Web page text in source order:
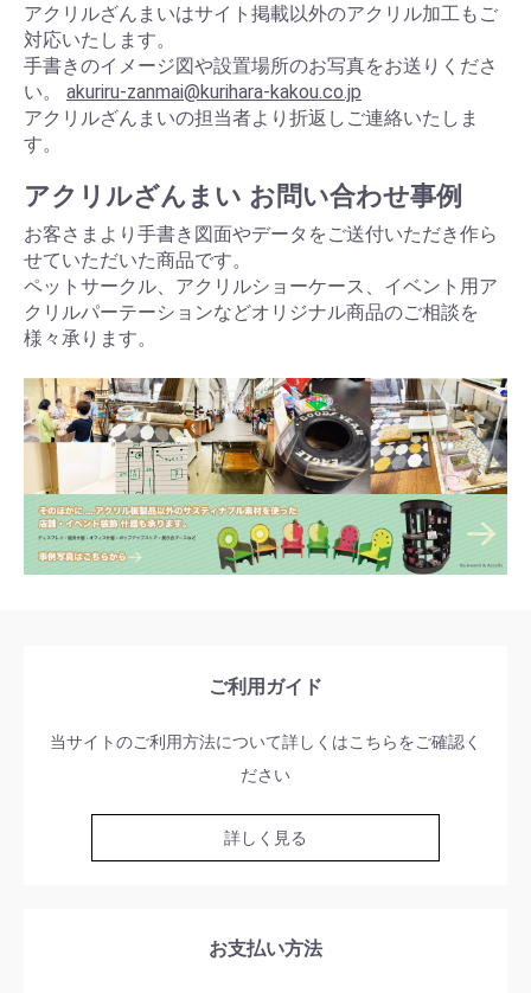
アクリルざんまいはサイト掲載以外のアクリル加工もご
対応いたします。
手書きのイメージ図や設置場所のお写真をお送りくださ
い。 akuriru-zanmai@kurihara-kakou.co.jp
アクリルざんまいの担当者より折返しご連絡いたしま
す。
アクリルざんまい お問い合わせ事例
お客さまより手書き図面やデータをご送付いただき作ら
せていただいた商品です。
ペットサークル、アクリルショーケース、イベント用ア
クリルパーテーションなどオリジナル商品のご相談を
様々承ります。
ご利用ガイド
当サイトのご利用方法について詳しくはこちらをご確認く
ださい
詳しく見る
お支払い方法